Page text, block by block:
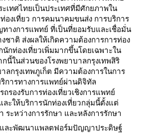
เทศไทยเป็นประเทศที่มีศักยภาพใน
องเที่ยว การคมนาคมขนส่ง การบริการ
างการแพทย์ ที่เป็นที่ยอมรับและเชื่อมั่น
ชาติ ส่งผลให้เกิดความต้องการการท่อง
นักท่องเที่ยวเพิ่มมากขึ้นโดยเฉพาะใน
นี้ในส่วนของโรงพยาบาลกรุงเทพสิริ
ลกรุงเทพภูเก็ต มีความต้องการในการ
การทางการแพทย์ผ่านดิจิทัล
รองรับการท่องเที่ยวเชิงการแพทย์
ละให้บริการนักท่องเที่ยวกลุ่มนี้ตั้งแต่
ระหว่างการรักษา และหลังการรักษา
และพัฒนาแพลตฟอร์มปัญญาประดิษฐ์